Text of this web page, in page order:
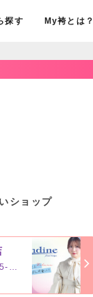
探す My袴とは？
ショップ
8